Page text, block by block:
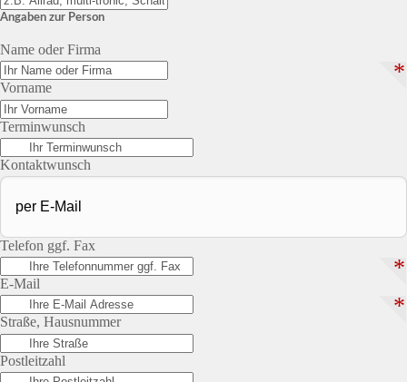
Angaben zur Person
Name oder Firma
*
Vorname
Terminwunsch
Kontaktwunsch
Telefon ggf. Fax
*
E-Mail
*
Straße, Hausnummer
Postleitzahl